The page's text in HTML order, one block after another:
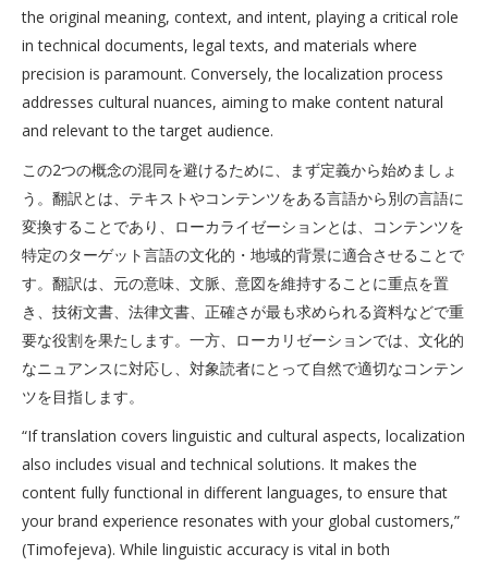
the original meaning, context, and intent, playing a critical role
in technical documents, legal texts, and materials where
precision is paramount. Conversely, the localization process
addresses cultural nuances, aiming to make content natural
and relevant to the target audience.
この2つの概念の混同を避けるために、まず定義から始めましょ
う。翻訳とは、テキストやコンテンツをある言語から別の言語に
変換することであり、ローカライゼーションとは、コンテンツを
特定のターゲット言語の文化的・地域的背景に適合させることで
す。翻訳は、元の意味、文脈、意図を維持することに重点を置
き、技術文書、法律文書、正確さが最も求められる資料などで重
要な役割を果たします。一方、ローカリゼーションでは、文化的
なニュアンスに対応し、対象読者にとって自然で適切なコンテン
ツを目指します。
“If translation covers linguistic and cultural aspects, localization
also includes visual and technical solutions. It makes the
content fully functional in different languages, to ensure that
your brand experience resonates with your global customers,”
(Timofejeva). While linguistic accuracy is vital in both